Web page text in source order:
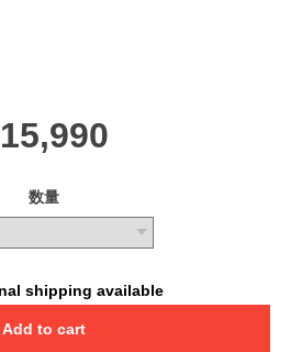
数量
shipping available
Add to cart